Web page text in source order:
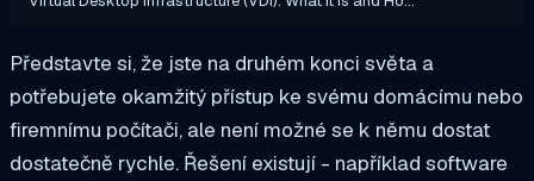
Představte si, že jste na druhém konci světa a
potřebujete okamžitý přístup ke svému domácímu nebo
firemnímu počítači, ale není možné se k němu dostat
dostatečně rychle. Řešení existují - například software